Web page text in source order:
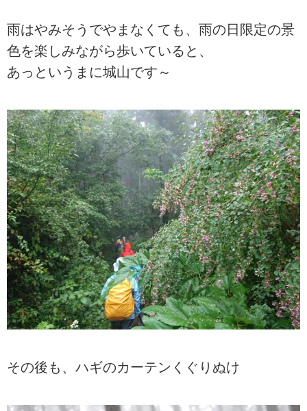
雨はやみそうでやまなくても、雨の日限定の景
色を楽しみながら歩いていると、
あっというまに城山です～
その後も、ハギのカーテンくぐりぬけ